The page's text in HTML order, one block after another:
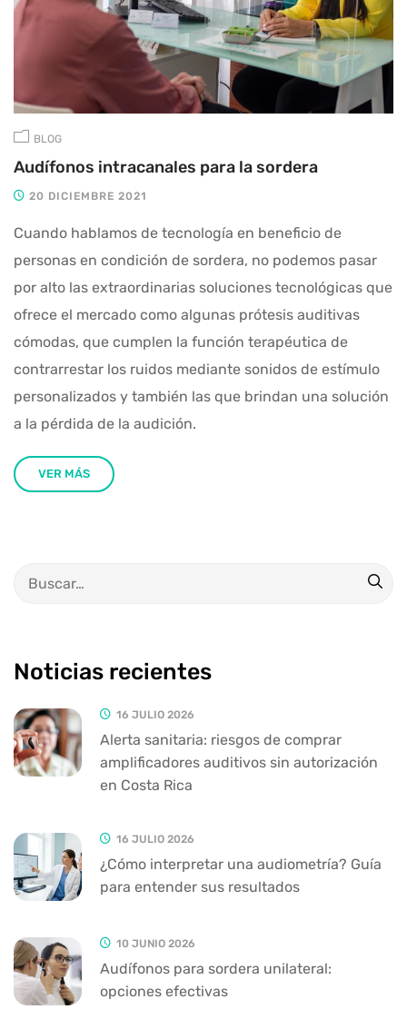
BLOG
Audífonos intracanales para la sordera
20 DICIEMBRE 2021
Cuando hablamos de tecnología en beneficio de
personas en condición de sordera, no podemos pasar
por alto las extraordinarias soluciones tecnológicas que
ofrece el mercado como algunas prótesis auditivas
cómodas, que cumplen la función terapéutica de
contrarrestar los ruidos mediante sonidos de estímulo
personalizados y también las que brindan una solución
a la pérdida de la audición.
VER MÁS
Noticias recientes
16 JULIO 2026
Alerta sanitaria: riesgos de comprar
amplificadores auditivos sin autorización
en Costa Rica
16 JULIO 2026
¿Cómo interpretar una audiometría? Guía
para entender sus resultados
10 JUNIO 2026
Audífonos para sordera unilateral:
opciones efectivas